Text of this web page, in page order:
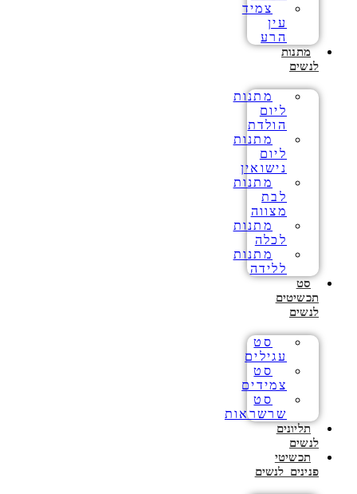
צמיד
עין
הרע
מתנות
לנשים
מתנות
ליום
הולדת
מתנות
ליום
נישואין
מתנות
לבת
מצווה
מתנות
לכלה
מתנות
ללידה
סט
תכשיטים
לנשים
סט
עגילים
סט
צמידים
סט
שרשראות
תליונים
לנשים
תכשיטי
פנינים לנשים